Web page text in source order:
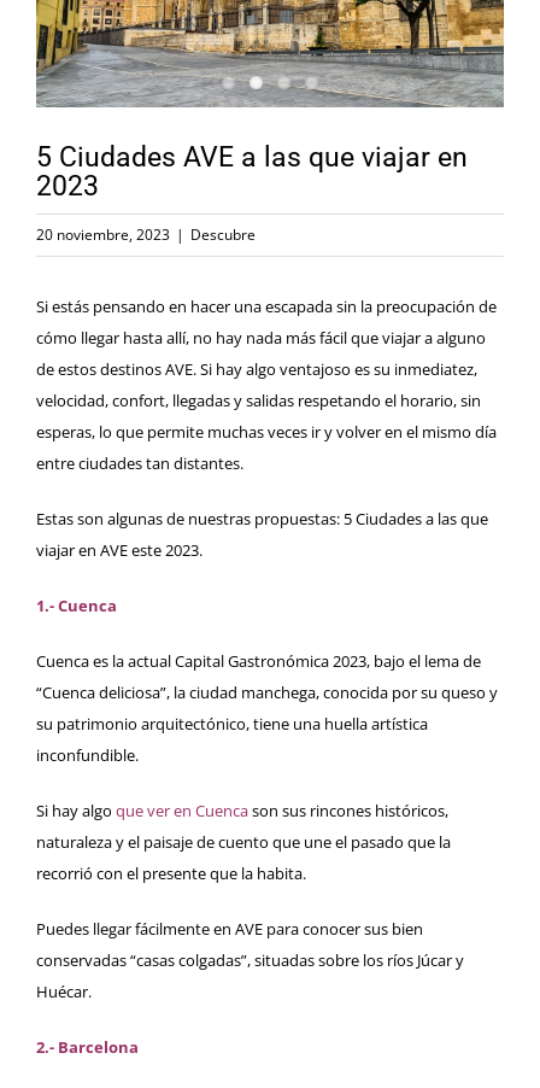
5 Ciudades AVE a las que viajar en
2023
20 noviembre, 2023 | Descubre
Si estás pensando en hacer una escapada sin la preocupación de
cómo llegar hasta allí, no hay nada más fácil que viajar a alguno
de estos destinos AVE. Si hay algo ventajoso es su inmediatez,
velocidad, confort, llegadas y salidas respetando el horario, sin
esperas, lo que permite muchas veces ir y volver en el mismo día
entre ciudades tan distantes.
Estas son algunas de nuestras propuestas: 5 Ciudades a las que
viajar en AVE este 2023.
1.- Cuenca
Cuenca es la actual Capital Gastronómica 2023, bajo el lema de
“Cuenca deliciosa”, la ciudad manchega, conocida por su queso y
su patrimonio arquitectónico, tiene una huella artística
inconfundible.
Si hay algo que ver en Cuencason sus rincones históricos,
naturaleza y el paisaje de cuento que une el pasado que la
recorrió con el presente que la habita.
Puedes llegar fácilmente en AVE para conocer sus bien
conservadas “casas colgadas”, situadas sobre los ríos Júcar y
Huécar.
2.- Barcelona